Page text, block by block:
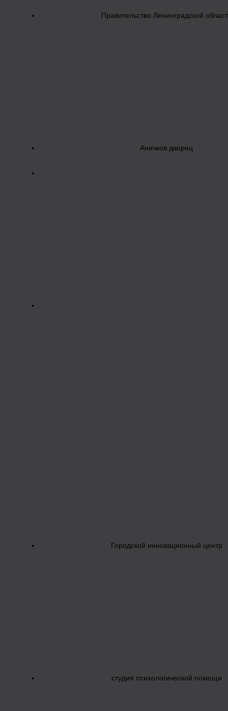
Правительство Ленинградской
Аничков дворец
Городской инновационный центр
студия психологической помощи